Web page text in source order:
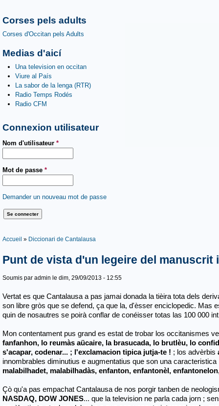
Corses pels adults
Corses d'Occitan pels Adults
Medias d'aicí
Una television en occitan
Viure al País
La sabor de la lenga (RTR)
Radio Temps Rodés
Radio CFM
Connexion utilisateur
Nom d'utilisateur *
Mot de passe *
Demander un nouveau mot de passe
Vous êtes ici
Accueil » Diccionari de Cantalausa
Punt de vista d'un legeire del manuscrit
Soumis par admin le dim, 29/09/2013 - 12:55
Vertat es que Cantalausa a pas jamai donada la tièira tota dels
son libre gròs que se defend, ça que la, d'èsser enciclopedic. Mas
quin de nosautres se poirà conflar de conéisser totas las 100 000
Mon contentament pus grand es estat de trobar los occitanismes
fanfanhon, lo reumàs aücaire, la brasucada, lo brutlèu, lo
s'acapar, codenar... ; l'exclamacion tipica jutja-te ! ; los advèrbis
innombrables diminutius e augmentatius que son una
malabilhadet, malabilhadàs, enfanton, enfantonèl,
Çò qu'a pas empachat Cantalausa de nos porgir tanben de
NASDAQ, DOW JONES... que la television ne parla cada jorn ;